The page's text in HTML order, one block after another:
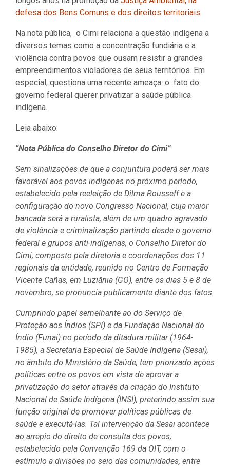
defesa dos Bens Comuns e dos direitos territoriais.
Na nota pública, o Cimi relaciona a questão indígena a
diversos temas como a concentração fundiária e a
violência contra povos que ousam resistir a grandes
empreendimentos violadores de seus territórios. Em
especial, questiona uma recente ameaça: o fato do
governo federal querer privatizar a saúde pública
indígena.
Leia abaixo:
“Nota Pública do Conselho Diretor do Cimi”
Sem sinalizações de que a conjuntura poderá ser mais
favorável aos povos indígenas no próximo período,
estabelecido pela reeleição de Dilma Rousseff e a
configuração do novo Congresso Nacional, cuja maior
bancada será a ruralista, além de um quadro agravado
de violência e criminalização partindo desde o governo
federal e grupos anti-indígenas, o Conselho Diretor do
Cimi, composto pela diretoria e coordenações dos 11
regionais da entidade, reunido no Centro de Formação
Vicente Cañas, em Luziânia (GO), entre os dias 5 e 8 de
novembro, se pronuncia publicamente diante dos fatos.
Cumprindo papel semelhante ao do Serviço de
Proteção aos Índios (SPI) e da Fundação Nacional do
Índio (Funai) no período da ditadura militar (1964-
1985), a Secretaria Especial de Saúde Indígena (Sesai),
no âmbito do Ministério da Saúde, tem priorizado ações
políticas entre os povos em vista de aprovar a
privatização do setor através da criação do Instituto
Nacional de Saúde Indígena (INSI), preterindo assim sua
função original de promover políticas públicas de
saúde e executá-las. Tal intervenção da Sesai acontece
ao arrepio do direito de consulta dos povos,
estabelecido pela Convenção 169 da OIT, com o
estímulo a divisões no seio das comunidades, entre